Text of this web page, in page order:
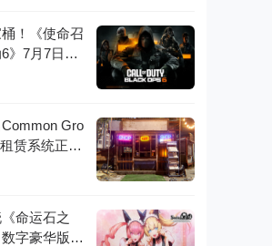
！《使命召
》7月7日起
Common Gro
赁系统正式
命运石之
字豪华版的